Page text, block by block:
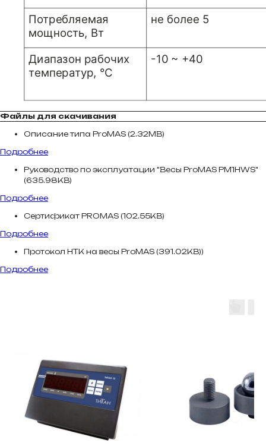
Файлы для скачивания
Описание типа ProMAS (2.32MB)
Подробнее
Руководство по эксплуатации "Весы ProMAS PM1HWS"
(635.98KB)
Подробнее
Сертификат PROMAS (102.55KB)
Подробнее
Протокол НТК на весы ProMAS (391.02KB))
Подробнее